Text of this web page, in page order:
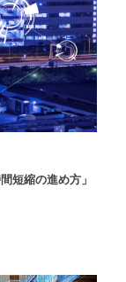
短縮の進め方」